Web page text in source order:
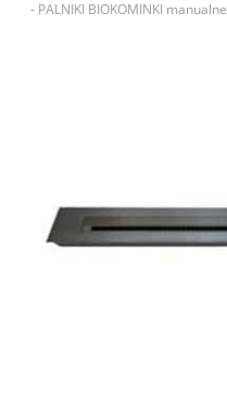
- PALNIKI BIOKOMINKI manualne